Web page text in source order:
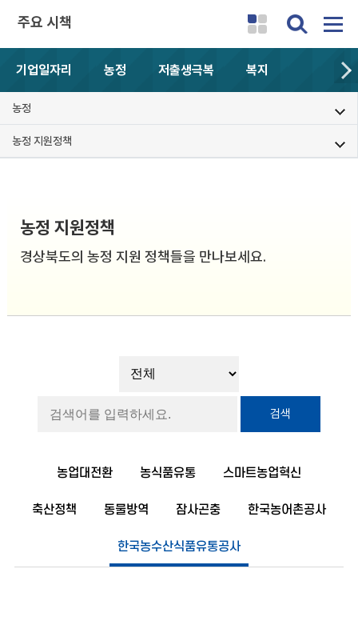
주요 시책
기업일자리 농정 저출생극복 복지
농정
농정 지원정책
농정 지원정책
경상북도의 농정 지원 정책들을 만나보세요.
검색
농업대전환 농식품유통 스마트농업혁신
축산정책 동물방역 잠사곤충 한국농어촌공사
한국농수산식품유통공사